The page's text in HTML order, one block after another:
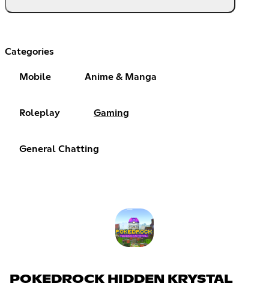
Categories
Mobile Anime & Manga
Roleplay Gaming
General Chatting
POKEDROCK HIDDEN KRYSTAL